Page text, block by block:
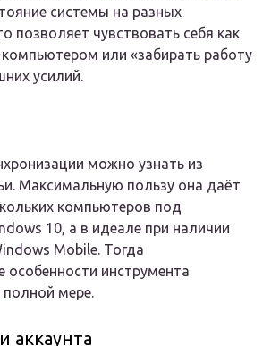
системы на разных
позволяет чувствовать себя как
или «забирать работу
усилий.
можно узнать из
Максимальную пользу она даёт
компьютеров под
10, а в идеале при наличии
Mobile. Тогда
особенности инструмента
мере.
аккаунта